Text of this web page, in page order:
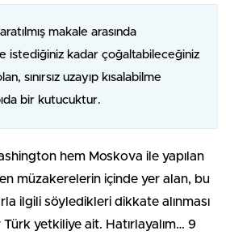
makale arasında
istediğiniz kadar çoğaltabileceğiniz
sınırsız uzayıp kısalabilme
bir kutucuktur.
hem Moskova ile yapılan
müzakerelerin içinde yer alan, bu
ilgili söyledikleri dikkate alınması
yetkiliye ait. Hatırlayalım… 9